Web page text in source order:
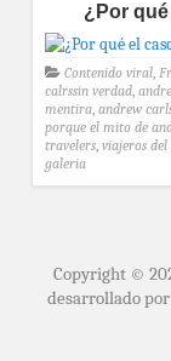
¿Por
Contenido viral,
calrssin verdad,
mentira, andrew
porque el mito de
travelers, viajeros
galeria
Copyright ©
desarrollado